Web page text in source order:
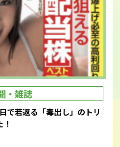
・雑誌
で若返る「毒出し」のトリ